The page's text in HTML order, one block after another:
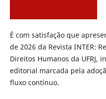
É com satisfação que
de 2026 da Revista INTER:
Direitos Humanos da UFRJ,
editorial marcada pela
fluxo contínuo.